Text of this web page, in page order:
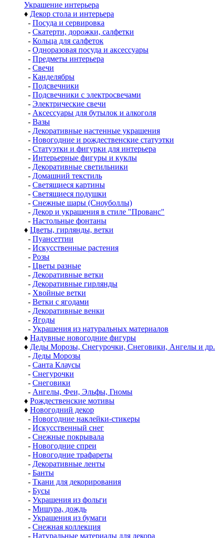
Украшение интерьера
♦ Декор стола и интерьера
- Посуда и сервировка
- Скатерти, дорожки, салфетки
- Кольца для салфеток
- Одноразовая посуда и аксессуары
- Предметы интерьера
- Свечи
- Канделябры
- Подсвечники
- Подсвечники с электросвечами
- Электрические свечи
- Аксессуары для бутылок и алкоголя
- Вазы
- Декоративные настенные украшения
- Новогодние и рождественские статуэтки
- Статуэтки и фигурки для интерьера
- Интерьерные фигуры и куклы
- Декоративные светильники
- Домашний текстиль
- Светящиеся картины
- Светящиеся подушки
- Снежные шары (Сноуболлы)
- Декор и украшения в стиле "Прованс"
- Настольные фонтаны
♦ Цветы, гирлянды, ветки
- Пуансеттии
- Искусственные растения
- Розы
- Цветы разные
- Декоративные ветки
- Декоративные гирлянды
- Хвойные ветки
- Ветки с ягодами
- Декоративные венки
- Ягоды
- Украшения из натуральных материалов
♦ Надувные новогодние фигуры
♦ Деды Морозы, Снегурочки, Снеговики, Ангелы и др.
- Деды Морозы
- Санта Клаусы
- Снегурочки
- Снеговики
- Ангелы, Феи, Эльфы, Гномы
♦ Рождественские мотивы
♦ Новогодний декор
- Новогодние наклейки-стикеры
- Искусственный снег
- Снежные покрывала
- Новогодние спреи
- Новогодние трафареты
- Декоративные ленты
- Банты
- Ткани для декорирования
- Бусы
- Украшения из фольги
- Мишура, дождь
- Украшения из бумаги
- Снежная коллекция
- Натуральные материалы для декора